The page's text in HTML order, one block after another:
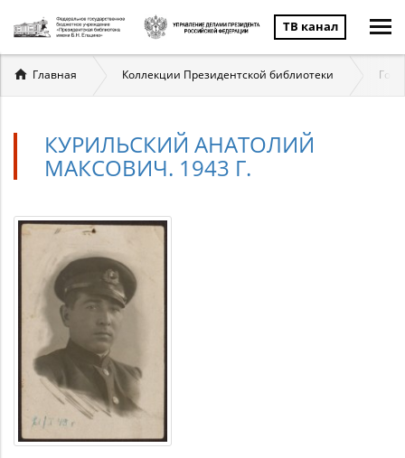
ТВ канал
Вы
здесь
Главная Коллекции Президентской библиотеки
КУРИЛЬСКИЙ АНАТОЛИЙ
МАКСОВИЧ. 1943 Г.